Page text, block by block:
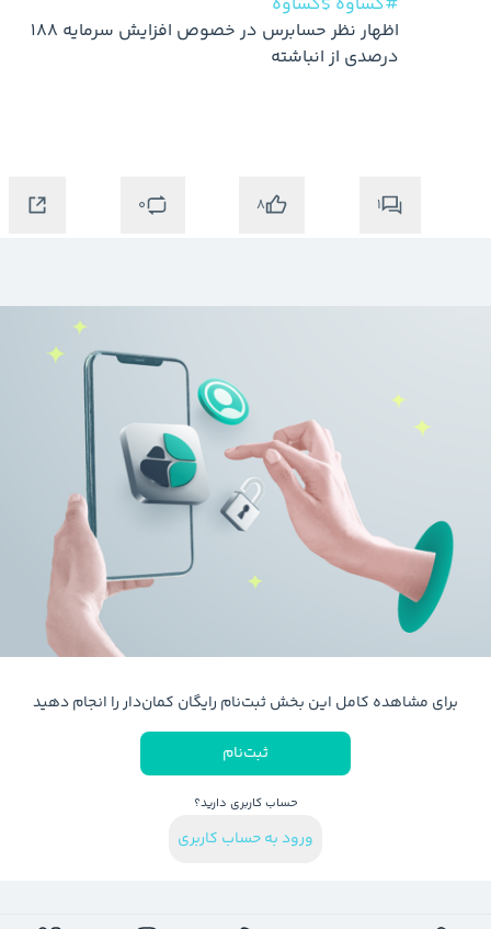
1
8
0
برای مشاهده کامل این بخش ثبت‌نام رایگان کمان‌دار را انجام دهید
ثبت‌نام
حساب کاربری دارید؟
ورود به حساب کاربری